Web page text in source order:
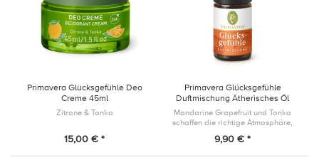
Primavera Glücksgefühle Deo
Creme 45ml
Zitrone & Tonka
15,00 € *
Primavera Glücksgefühle
Duftmischung Ätherisches Öl
5ml
Mandarine Grapefruit und Tonka
schaffen die richtige Atmosphäre,
9,90 € *